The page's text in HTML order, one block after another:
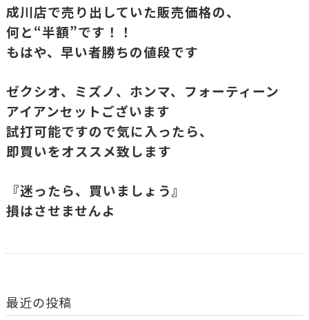
成川店で売り出していた販売価格の、
何と“半額”です！！
もはや、早い者勝ちの値段です
ゼクシオ、ミズノ、ホンマ、フォーティーン
アイアンセットございます
試打可能ですので気に入ったら、
即買いをオススメ致します
『迷ったら、買いましょう』
損はさせませんよ
最近の投稿